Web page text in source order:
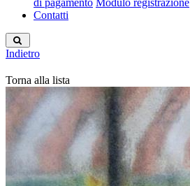
Contatti
Indietro
Torna alla lista